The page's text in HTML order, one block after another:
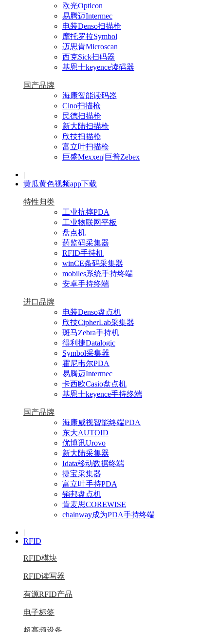
欧光Opticon
易腾迈Intermec
电装Denso扫描枪
摩托罗拉Symbol
迈思肯Microscan
西克Sick扫码器
基恩士keyence读码器
国产品牌
海康智能读码器
Cino扫描枪
民德扫描枪
新大陆扫描枪
欣技扫描枪
富立叶扫描枪
巨盛Mexxen|巨普Zebex
|
黄瓜黄色视频app下载
特性归类
工业抗摔PDA
工业物联网平板
盘点机
药监码采集器
RFID手持机
winCE条码采集器
mobiles系统手持终端
安卓手持终端
进口品牌
电装Denso盘点机
欣技CipherLab采集器
斑马Zebra手持机
得利捷Datalogic
Symbol采集器
霍尼韦尔PDA
易腾迈Intermec
卡西欧Casio盘点机
基恩士keyence手持终端
国产品牌
海康威视智能终端PDA
东大AUTOID
优博讯Urovo
新大陆采集器
Idata移动数据终端
捷宝采集器
富立叶手持PDA
销邦盘点机
肯麦思COREWISE
chainway成为PDA手持终端
|
RFID
RFID模块
RFID读写器
有源RFID产品
电子标签
超高频设备